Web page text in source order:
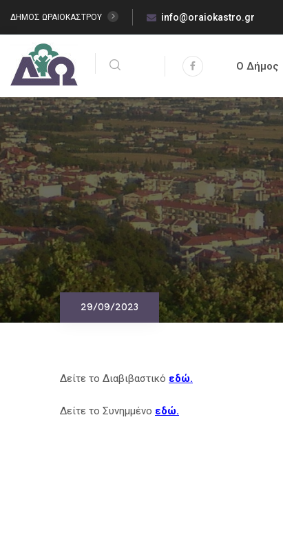
ΔΗΜΟΣ ΩΡΑΙΟΚΑΣΤΡΟΥ info@oraiokastro.gr
Ο Δήμος
29/09/2023
Δείτε το Διαβιβαστικό εδώ.
Δείτε το Συνημμένο εδώ.